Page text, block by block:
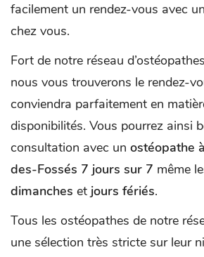
facilement un rendez-vous avec
chez vous.
Fort de notre réseau
nous vous trouverons le rendez-
conviendra parfaitement en
disponibilités. Vous pourrez ainsi
consultation avec un ostéopathe
des-Fossés 7 jours sur 7 même
dimanches et jours fériés.
Tous les ostéopathes de notre
une sélection très stricte sur leur